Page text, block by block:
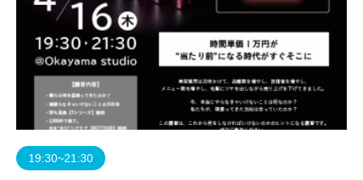
19:30~21:30